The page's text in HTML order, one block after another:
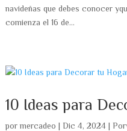
navideñas que debes conocer
comienza el 16 de...
10 Ideas para
pormercadeo |Dic 4, 2024 |